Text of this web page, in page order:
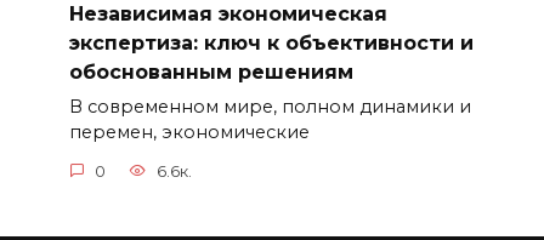
Независимая экономическая
экспертиза: ключ к объективности и
обоснованным решениям
В современном мире, полном динамики и
перемен, экономические
0 6.6к.